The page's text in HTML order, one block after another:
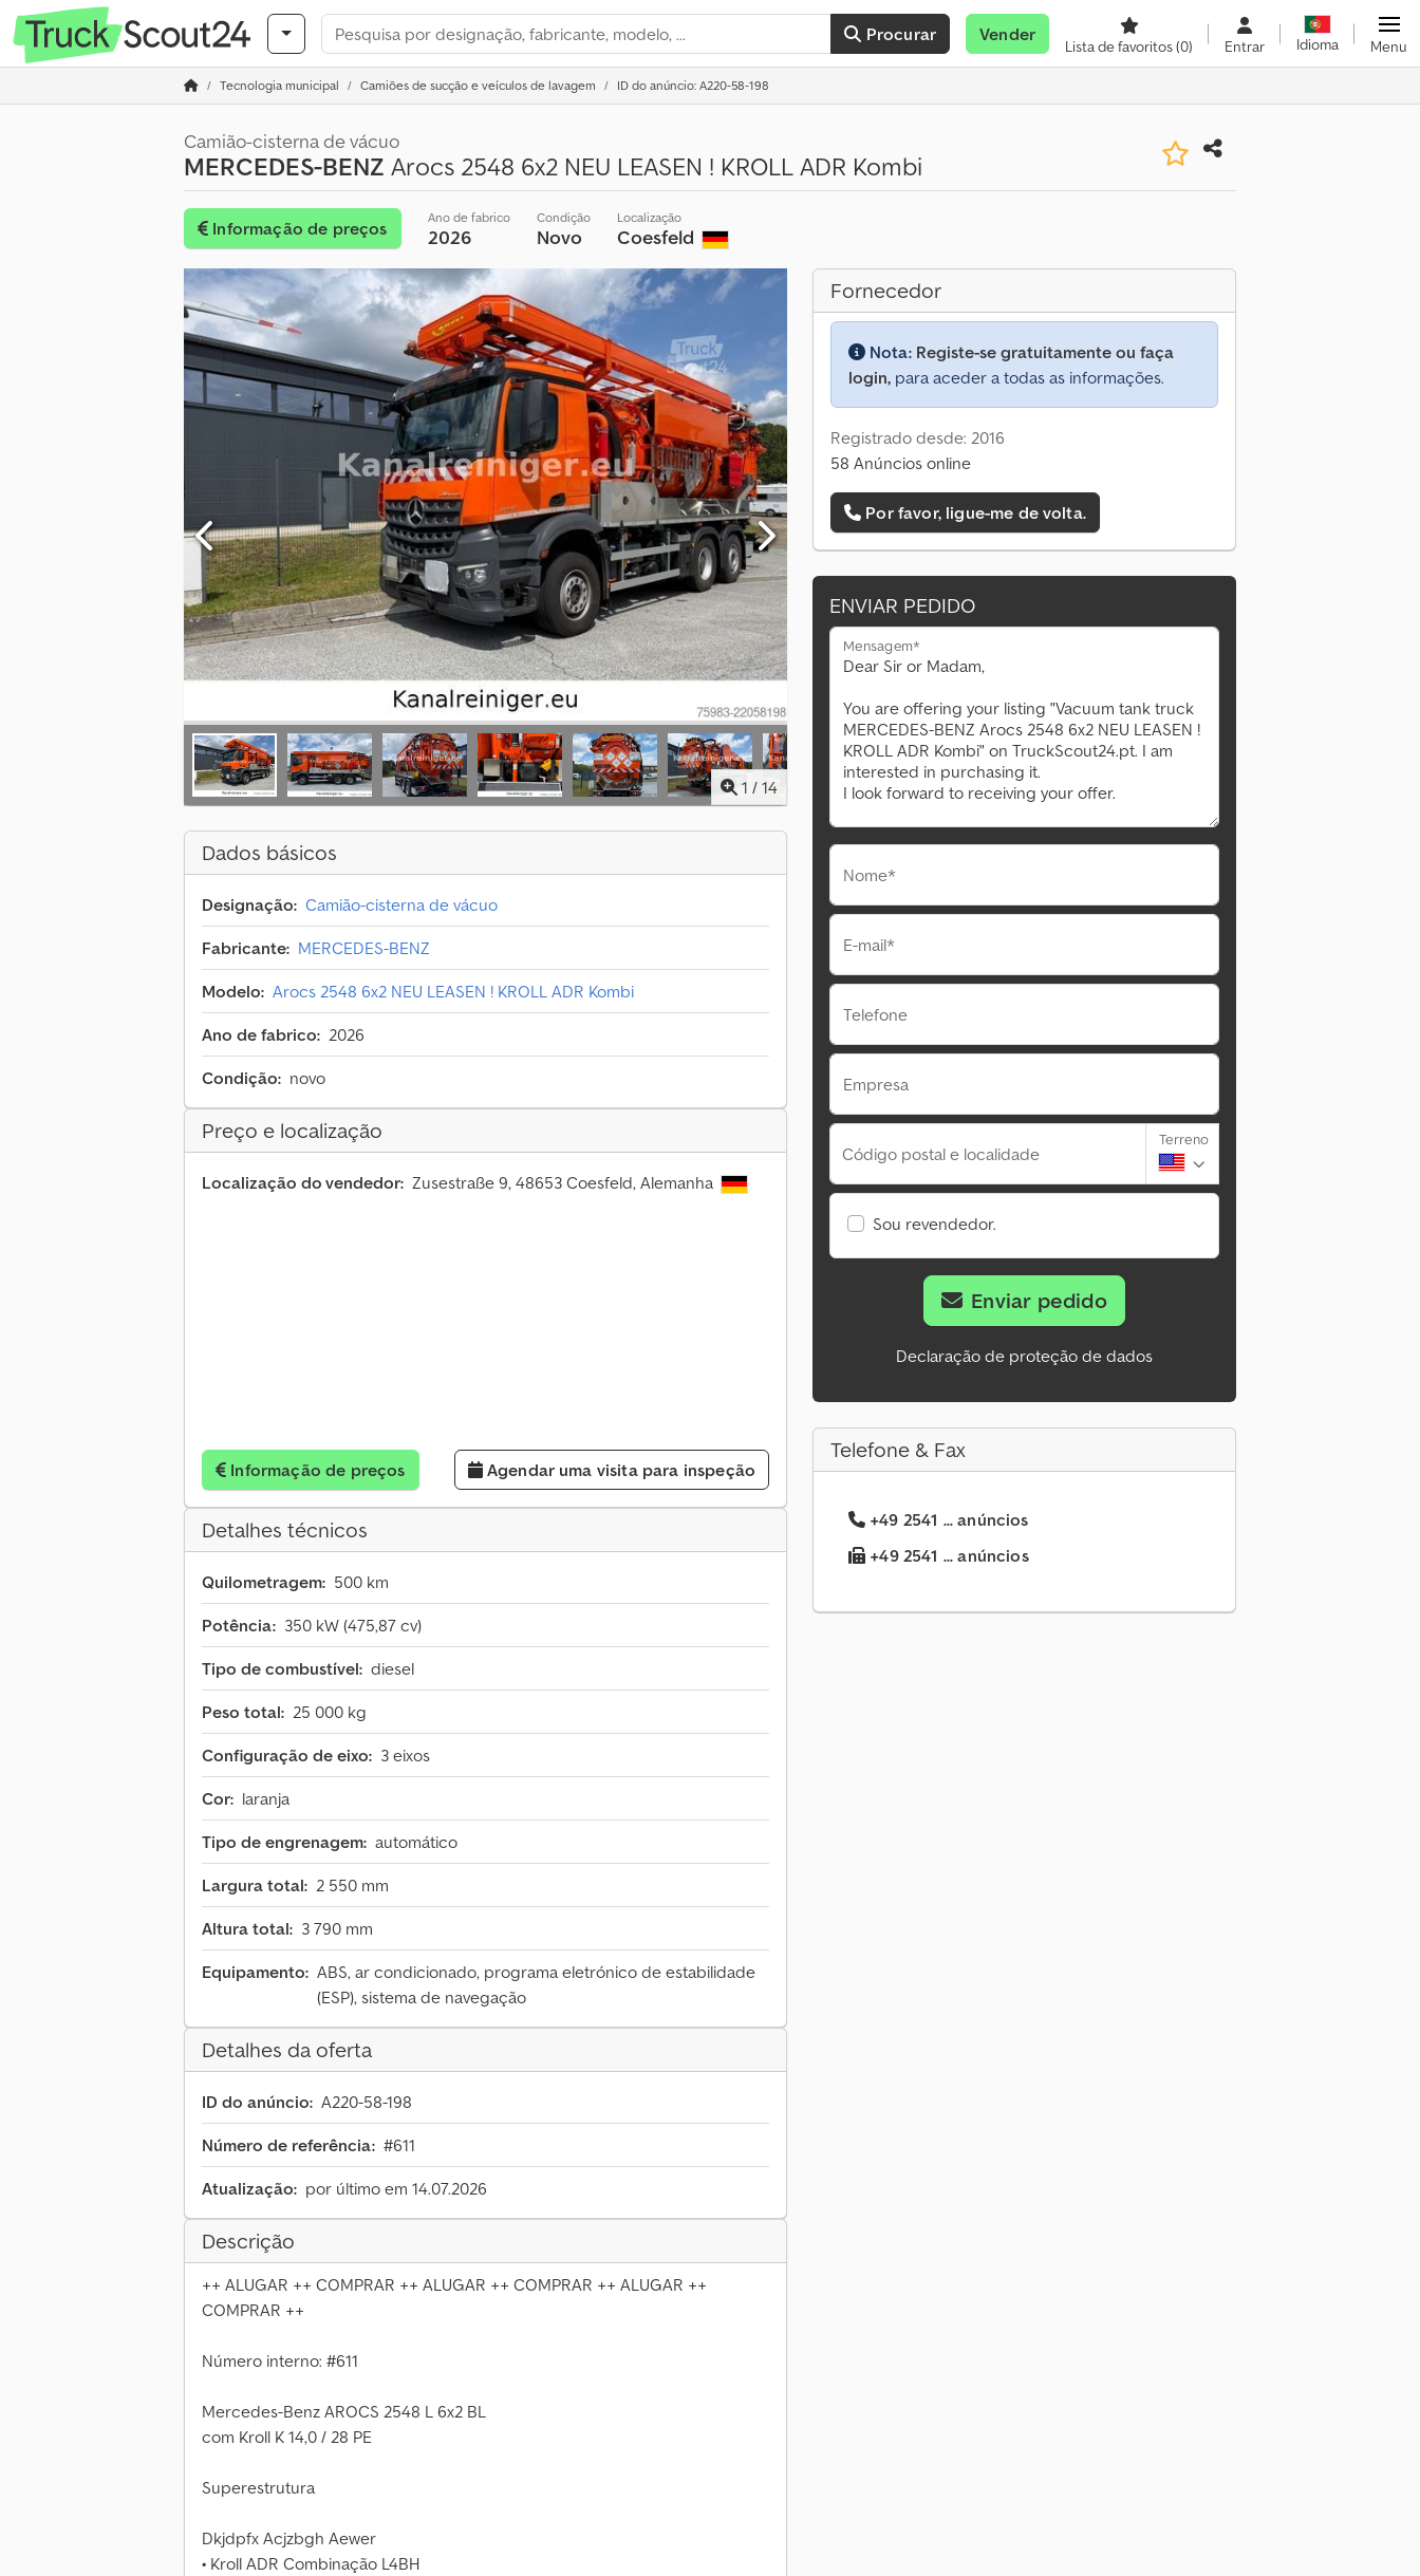
Procurar Vender
Lista de favoritos(0) Entrar Idioma Menu
Tecnologia municipal Camiões de sucção e veículos de lavagem ID do anúncio: A220-58-198
Camião-cisterna de vácuo
MERCEDES-BENZ Arocs 2548 6x2 NEU LEASEN ! KROLL ADR Kombi
Informação de preços
Ano de fabrico
2026
Condição
Novo
Localização
Coesfeld
1 / 14
Dados básicos
Designação: Camião-cisterna de vácuo
Fabricante: MERCEDES-BENZ
Modelo: Arocs 2548 6x2 NEU LEASEN ! KROLL ADR Kombi
Ano de fabrico: 2026
Condição: novo
Preço e localização
Localização do vendedor: Zusestraße 9, 48653 Coesfeld, Alemanha
Informação de preços Agendar uma visita para inspeção
Detalhes técnicos
Quilometragem: 500 km
Potência: 350 kW (475,87 cv)
Tipo de combustível: diesel
Peso total: 25 000 kg
Configuração de eixo: 3 eixos
Cor: laranja
Tipo de engrenagem: automático
Largura total: 2 550 mm
Altura total: 3 790 mm
Equipamento: ABS, ar condicionado, programa eletrónico de estabilidade
(ESP), sistema de navegação
Detalhes da oferta
ID do anúncio: A220-58-198
Número de referência: #611
Atualização: por último em 14.07.2026
Descrição
++ ALUGAR ++ COMPRAR ++ ALUGAR ++ COMPRAR ++ ALUGAR ++
COMPRAR ++
Número interno: #611
Mercedes-Benz AROCS 2548 L 6x2 BL
com Kroll K 14,0 / 28 PE
Superestrutura
Dkjdpfx Acjzbgh Aewer
• Kroll ADR Combinação L4BH
Fornecedor
Nota: Registe-se gratuitamente ou faça
login, para aceder a todas as informações.
Registrado desde: 2016
58 Anúncios online
Por favor, ligue-me de volta.
ENVIAR PEDIDO
Mensagem*
Nome*
E-mail*
Telefone
Empresa
Código postal e localidade
Terreno
Sou revendedor.
Enviar pedido
Declaração de proteção de dados
Telefone & Fax
+49 2541 ... anúncios
+49 2541 ... anúncios